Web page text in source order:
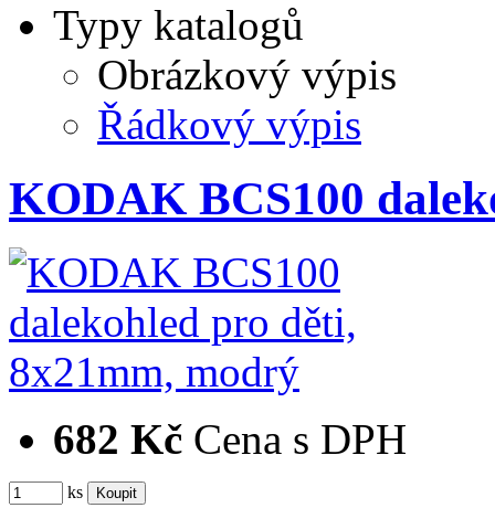
Typy katalogů
Obrázkový výpis
Řádkový výpis
KODAK BCS100
682 Kč Cena s DPH
ks